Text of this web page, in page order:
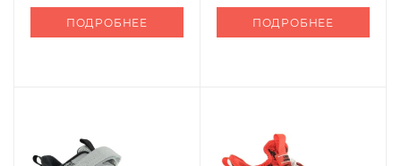
ПОДРОБНЕЕ ПОДРОБНЕЕ